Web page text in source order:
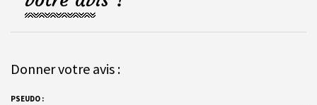
Donner votre avis :
PSEUDO :